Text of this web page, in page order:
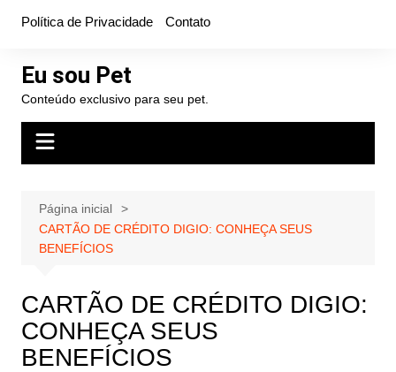
conteúdo
Política de Privacidade Contato
Eu sou Pet
Conteúdo exclusivo para seu pet.
Página inicial
CARTÃO DE CRÉDITO DIGIO: CONHEÇA SEUS
BENEFÍCIOS
CARTÃO DE CRÉDITO DIGIO:
CONHEÇA SEUS
BENEFÍCIOS